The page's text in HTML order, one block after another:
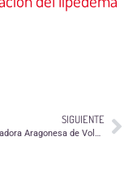
SIGUIENTE
La Coordinadora Aragonesa de Voluntariado estará también en ExpoPinseque